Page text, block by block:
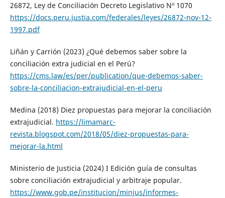
26872, Ley de Conciliación Decreto Legislativo Nº 1070
https://docs.peru.justia.com/federales/leyes/26872-nov-12-
1997.pdf
Liñán y Carrión (2023) ¿Qué debemos saber sobre la
conciliación extra judicial en el Perú?
https://cms.law/es/per/publication/que-debemos-saber-
sobre-la-conciliacion-extrajudicial-en-el-peru
Medina (2018) Diez propuestas para mejorar la conciliación
extrajudicial. https://limamarc-
revista.blogspot.com/2018/05/diez-propuestas-para-
mejorar-la.html
Ministerio de Justicia (2024) I Edición guía de consultas
sobre conciliación extrajudicial y arbitraje popular.
https://www.gob.pe/institucion/minjus/informes-